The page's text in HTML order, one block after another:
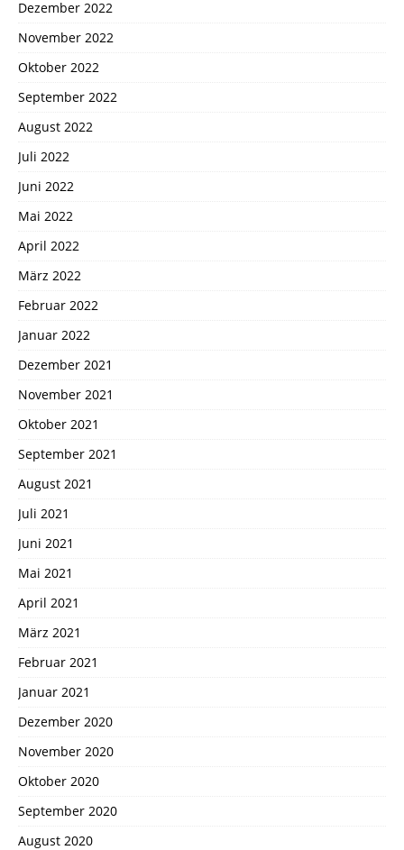
Dezember 2022
November 2022
Oktober 2022
September 2022
August 2022
Juli 2022
Juni 2022
Mai 2022
April 2022
März 2022
Februar 2022
Januar 2022
Dezember 2021
November 2021
Oktober 2021
September 2021
August 2021
Juli 2021
Juni 2021
Mai 2021
April 2021
März 2021
Februar 2021
Januar 2021
Dezember 2020
November 2020
Oktober 2020
September 2020
August 2020